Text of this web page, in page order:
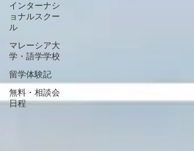
インターナシ
ョナルスクー
ル
マレーシア大
学・語学学校
留学体験記
無料・相談会
日程